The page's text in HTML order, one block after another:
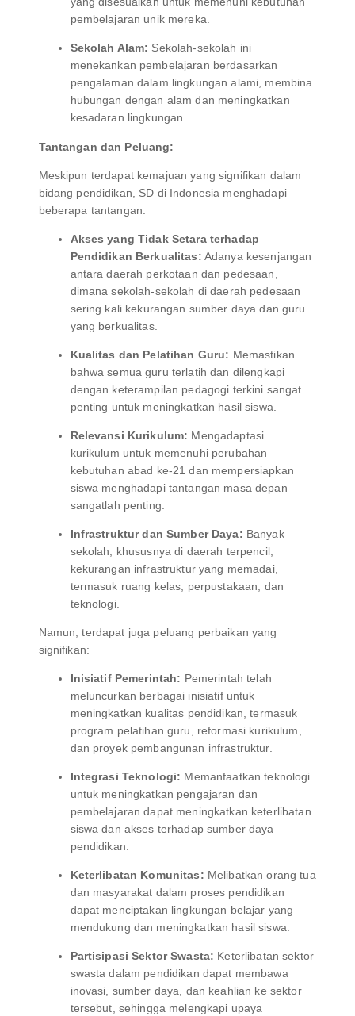
pembelajaran unik mereka.
Sekolah Alam: Sekolah-sekolah ini
menekankan pembelajaran berdasarkan
pengalaman dalam lingkungan alami, membina
hubungan dengan alam dan meningkatkan
kesadaran lingkungan.
Tantangan dan Peluang:
Meskipun terdapat kemajuan yang signifikan dalam
bidang pendidikan, SD di Indonesia menghadapi
beberapa tantangan:
Akses yang Tidak Setara terhadap
Pendidikan Berkualitas: Adanya kesenjangan
antara daerah perkotaan dan pedesaan,
dimana sekolah-sekolah di daerah pedesaan
sering kali kekurangan sumber daya dan guru
yang berkualitas.
Kualitas dan Pelatihan Guru: Memastikan
bahwa semua guru terlatih dan dilengkapi
dengan keterampilan pedagogi terkini sangat
penting untuk meningkatkan hasil siswa.
Relevansi Kurikulum: Mengadaptasi
kurikulum untuk memenuhi perubahan
kebutuhan abad ke-21 dan mempersiapkan
siswa menghadapi tantangan masa depan
sangatlah penting.
Infrastruktur dan Sumber Daya: Banyak
sekolah, khususnya di daerah terpencil,
kekurangan infrastruktur yang memadai,
termasuk ruang kelas, perpustakaan, dan
teknologi.
Namun, terdapat juga peluang perbaikan yang
signifikan:
Inisiatif Pemerintah: Pemerintah telah
meluncurkan berbagai inisiatif untuk
meningkatkan kualitas pendidikan, termasuk
program pelatihan guru, reformasi kurikulum,
dan proyek pembangunan infrastruktur.
Integrasi Teknologi: Memanfaatkan teknologi
untuk meningkatkan pengajaran dan
pembelajaran dapat meningkatkan keterlibatan
siswa dan akses terhadap sumber daya
pendidikan.
Keterlibatan Komunitas: Melibatkan orang tua
dan masyarakat dalam proses pendidikan
dapat menciptakan lingkungan belajar yang
mendukung dan meningkatkan hasil siswa.
Partisipasi Sektor Swasta: Keterlibatan sektor
swasta dalam pendidikan dapat membawa
inovasi, sumber daya, dan keahlian ke sektor
tersebut, sehingga melengkapi upaya